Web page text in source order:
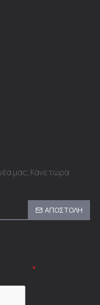
μας; Κάνε τώρα
ΑΠΟΣΤΟΛΗ